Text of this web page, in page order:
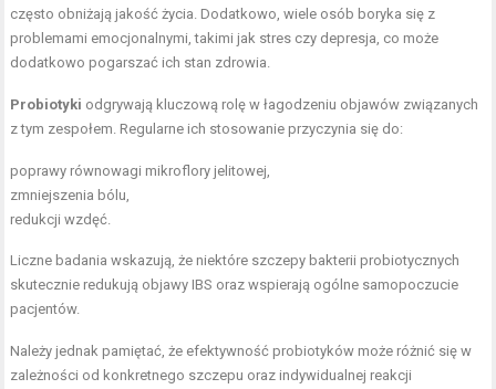
często obniżają jakość życia. Dodatkowo, wiele osób boryka się z
problemami emocjonalnymi, takimi jak stres czy depresja, co może
dodatkowo pogarszać ich stan zdrowia.
Probiotyki odgrywają kluczową rolę w łagodzeniu objawów związanych
z tym zespołem. Regularne ich stosowanie przyczynia się do:
poprawy równowagi mikroflory jelitowej,
zmniejszenia bólu,
redukcji wzdęć.
Liczne badania wskazują, że niektóre szczepy bakterii probiotycznych
skutecznie redukują objawy IBS oraz wspierają ogólne samopoczucie
pacjentów.
Należy jednak pamiętać, że efektywność probiotyków może różnić się w
zależności od konkretnego szczepu oraz indywidualnej reakcji